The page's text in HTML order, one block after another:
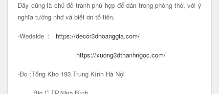
Đây cũng là chủ đề tranh phù hợp để dán trong phòng thờ, với ý
nghĩa tưởng nhớ và biết ơn tổ tiên.
-Wedside : https://decor3dhoanggia.com/
https://xuong3dthanhngoc.com/
-Đc :Tổng Kho 193 Trung Kính Hà Nội